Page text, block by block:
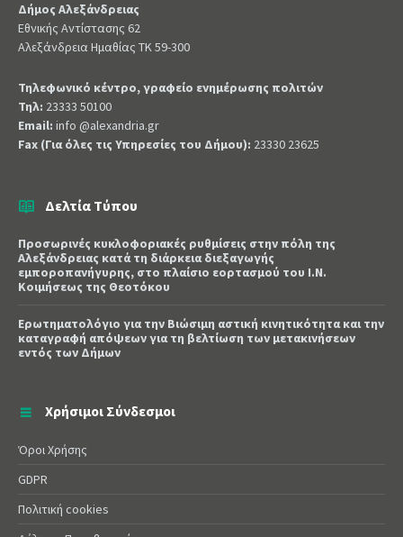
Δήμος Αλεξάνδρειας
Εθνικής Αντίστασης 62
Αλεξάνδρεια Ημαθίας ΤΚ 59-300
Τηλεφωνικό κέντρο, γραφείο ενημέρωσης πολιτών
Τηλ: 23333 50100
Email: info @alexandria.gr
Fax (Για όλες τις Υπηρεσίες του Δήμου): 23330 23625
Δελτία Τύπου
Προσωρινές κυκλοφοριακές ρυθμίσεις στην πόλη της
Αλεξάνδρειας κατά τη διάρκεια διεξαγωγής
εμποροπανήγυρης, στο πλαίσιο εορτασμού του Ι.Ν.
Κοιμήσεως της Θεοτόκου
Ερωτηματολόγιο για την Βιώσιμη αστική κινητικότητα και την
καταγραφή απόψεων για τη βελτίωση των μετακινήσεων
εντός των Δήμων
Χρήσιμοι Σύνδεσμοι
Όροι Χρήσης
GDPR
Πολιτική cookies